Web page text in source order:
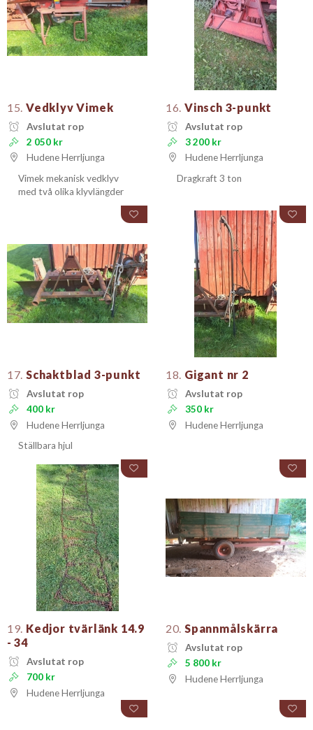
15. Vedklyv Vimek
Avslutat rop
2 050 kr
Hudene Herrljunga
Vimek mekanisk vedklyv
med två olika klyvlängder
16. Vinsch 3-punkt
Avslutat rop
3 200 kr
Hudene Herrljunga
Dragkraft 3 ton
17. Schaktblad 3-punkt
Avslutat rop
400 kr
Hudene Herrljunga
Ställbara hjul
18. Gigant nr 2
Avslutat rop
350 kr
Hudene Herrljunga
19. Kedjor tvärlänk 14.9
- 34
Avslutat rop
700 kr
Hudene Herrljunga
20. Spannmålskärra
Avslutat rop
5 800 kr
Hudene Herrljunga